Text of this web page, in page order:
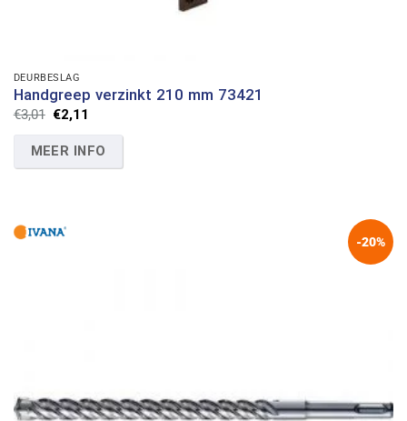
DEURBESLAG
Handgreep verzinkt 210 mm 73421
€3,01 Oorspronkelijke
prijs
€3,01.
€2,11
€2,11.
MEER INFO
-20%